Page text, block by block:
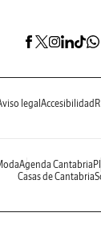
legal Accesibilidad
Agenda Cantabria
Casas de Cantabria